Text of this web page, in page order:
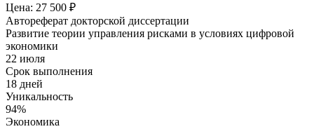
Цена: 27 500 ₽
Автореферат докторской диссертации
Развитие теории управления рисками в условиях цифровой
экономики
22 июля
Срок выполнения
18 дней
Уникальность
94%
Экономика